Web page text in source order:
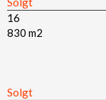
16
830 m2​
Solgt​